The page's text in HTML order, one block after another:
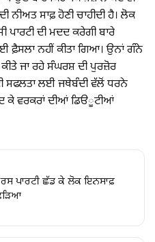
ਨੀਅਤ ਸਾਫ਼ ਹੋਣੀ ਚਾਹੀਦੀ ਹੈ। ਲੋਕ
ਪਾਰਟੀ ਦੀ ਮਦਦ ਕਰੇਗੀ ਬਾਰੇ
ਫ਼ੈਸਲਾ ਨਹੀਂ ਕੀਤਾ ਗਿਆ। ਉਨਾਂ ਗੰਨੇ
ਜਾ ਰਹੇ ਸੰਘਰਸ਼ ਦੀ ਪੁਰਜ਼ੋਰ
ਸਫਲਤਾ ਲਈ ਜਥੇਬੰਦੀ ਵੱਲੋਂ ਧਰਨੇ
ਕੇ ਵਰਕਰਾਂ ਦੀਆਂ ਡਿੳੂਟੀਆਂ
ਪਾਰਟੀ ਛੱਡ ਕੇ ਲੋਕ ਇਨਸਾਫ਼